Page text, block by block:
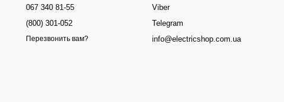
067 340 81-55
(800) 301-052
Перезвонить вам?
Viber
Telegram
info@electricshop.com.ua